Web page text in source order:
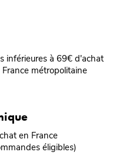
inférieures à 69€ d'achat
métropolitaine
en France
éligibles)